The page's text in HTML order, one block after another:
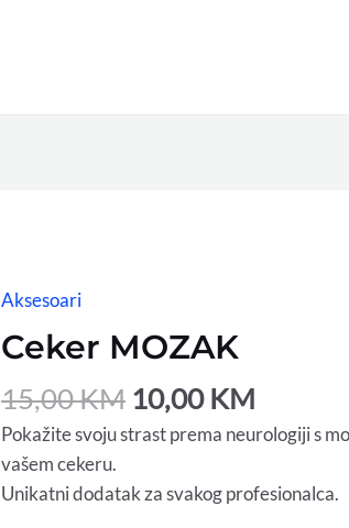
Aksesoari
Ceker MOZAK
15,00KM
price
was:
15,00 KM.
10,00 KM10,00
Pokažite svoju strast prema neurologiji s
vašem cekeru.
Unikatni dodatak za svakog profesionalca.